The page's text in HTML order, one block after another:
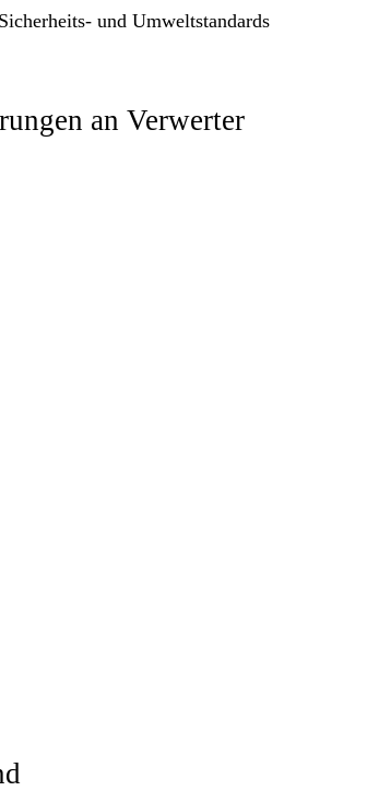
und Umweltstandards
an Verwerter